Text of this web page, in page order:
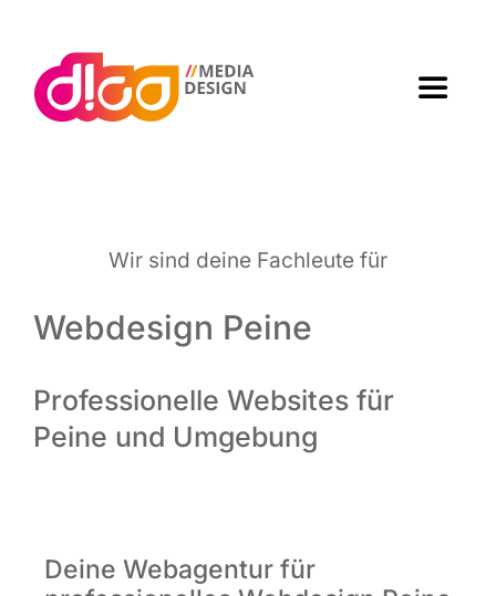
springen
Toggle
Arbei­ten
Leis­tun­gen
Wir sind dei­ne Fach­leu­te für
Webdesign Peine
Professionelle Websites für
Peine und Umgebung
Deine Webagentur für